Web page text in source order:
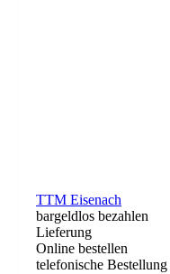
TTM Eisenach
bargeldlos bezahlen
Lieferung
Online bestellen
telefonische Bestellung